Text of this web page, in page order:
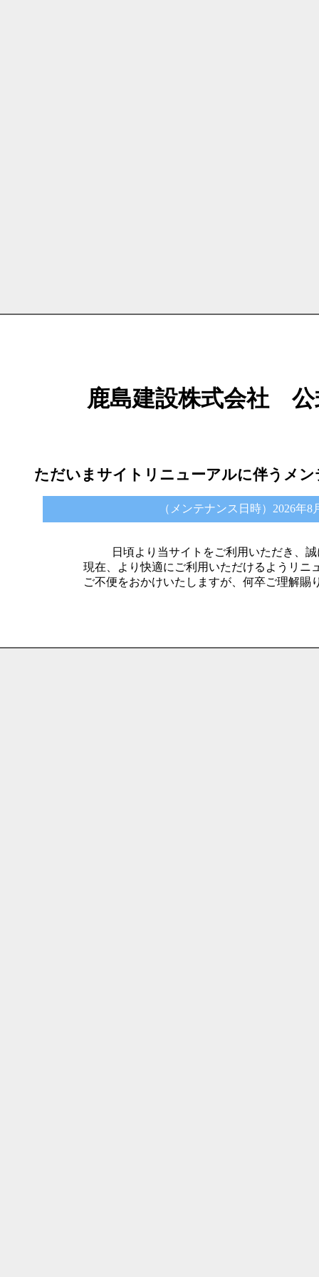
鹿島建設株式会社
ただいまサイトリニューアルに伴うメ
（メンテナンス日時）2026年8
日頃より当サイトをご利用いただき、
現在、より快適にご利用いただけるようリニ
ご不便をおかけいたしますが、何卒ご理解賜